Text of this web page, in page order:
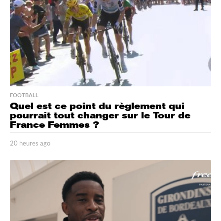
g
o
FOOTBALL
Quel est ce point du règlement qui
pourrait tout changer sur le Tour de
France Femmes ?
20 heures ago
h